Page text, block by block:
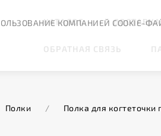
КАТАЛОГ
ОБРАТНАЯ СВЯЗЬ
Полки / Полка для когтеточки
КОМПАНИЕЙ COOKIE-